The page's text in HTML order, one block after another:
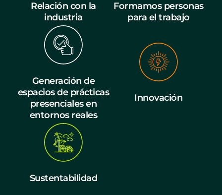
Relación con la
industria
Formamos personas
para el trabajo
Generación de
espacios de prácticas
presenciales en
entornos reales
Innovación
Sustentabilidad